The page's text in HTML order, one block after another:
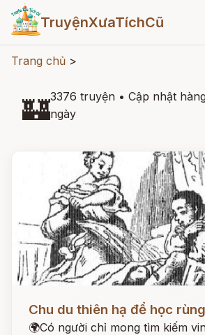
TruyệnXưaTíchCũ
Trang chủ >
🏰3376 truyện • Cập nhật
ngày
Chu du thiên hạ để học
🌍Có người chỉ mong tìm kiếm